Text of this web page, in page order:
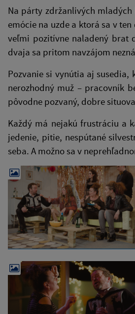
Na párty zdržanlivých
emócie na uzde a ktorá sa v
veľmi pozitívne naladený brat
dvaja sa pritom navzájom
Pozvanie si vynútia aj susedia,
nerozhodný muž – pracovník
pôvodne pozvaný, dobre
Každý má nejakú frustráciu a
jedenie, pitie, nespútané
seba. A možno sa v